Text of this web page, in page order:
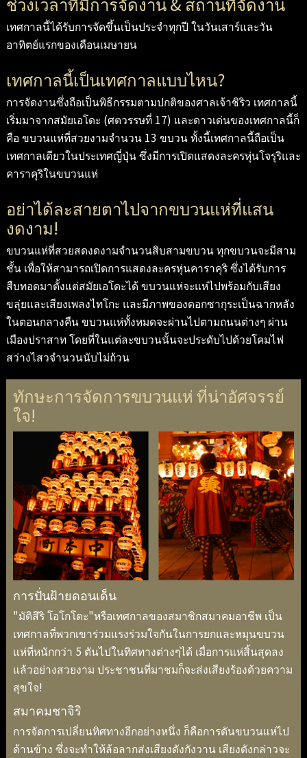
เทศกาลนี้ได้รับการจัดขึ้นเป็นประจำทุกปี ในวันเสาร์และวัน
อาทิตย์แรกของเดือนเมษายน
เทศกาลนี้เป็นเทศกาลแบบไหน?
การจัดงานซึ่งถือเป็นพิธีกรรมตามปกติของศาลเจ้าชิริว เทศกาลนี้
เริ่มมาจากสมัยเอโดะ (ศตวรรษที่ 17) และดาวเด่นของเทศกาลนี้ก็
คือ ขบวนแห่ที่สวยงามจำนวน 13 ขบวน ทั้งนี้เทศกาลนี้ถือเป็น
เทศกาลเดียวในประเทศญี่ปุ่น ซึ่งมีการเปิดแสดงละครหุ่นโจรุริและ
คาราคุริในขบวนแห่
อย่าได้ละสายตาไปจากขบวนแห่ที่แสน
งดงาม!
ขบวนแห่ที่สวยสดงดงามจำนวนสิบสามขบวน ทุกขบวนจะมีสาม
ชั้น เพื่อให้สามารถเปิดการแสดงละครหุ่นคาราคุริ ซึ่งได้รับการ
สืบทอดมาตั้งแต่สมัยเอโดะได้ ขบวนแห่จะแห่ไปพร้อมกับเสียง
ขลุ่ยและเสียงเพลงไทโกะ และมีภาพของดอกซากุระเป็นฉากหลัง
ในตอนกลางคืน ขบวนแห่ทั้งหมดจะผ่านไปตามถนนต่างๆ ผ่าน
เมืองปราสาท โดยที่ในแต่ละขบวนนั้นจะประดับไปด้วยโคมไฟ
สว่างไสวจำนวนนับไม่ถ้วน
ทักษะการจัดการขบวนแห่ ที่น่าอัศจรรย์
ใจ!
การปั่นฝ้ายดอนเด็น
"มัติสึริ โอโกโตะ"หรือเทศกาลของสมาชิกสมาคมอาชีพ เป็น
เทศกาลที่พวกเขาร่วมแรงร่วมใจกันในการยกและหมุนขบวน
แห่ที่หนักกว่า 5 ตันไปในทิศทางต่างๆได้ เมื่อการแห่สิ้นสุดลง
แล้วอย่างสวยงาม ประชาชนที่มาชมก็จะส่งเสียงร้องด้วยความ
สุขใจ!
สมาคมชาจิริ
การจัดการเปลี่ยนทิศทางอีกอย่างหนึ่ง ก็คือการดันขบวนแห่ไป
ด้านข้าง ซึ่งจะทำให้ล้อลากส่งเสียงดังกังวาน เสียงดังกล่าวจะ